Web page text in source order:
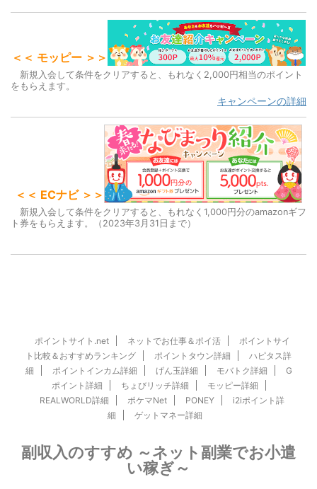
＜＜ モッピー ＞＞
新規入会して条件をクリアすると、もれなく2,000円相当のポイント
をもらえます。
キャンペーンの詳細
＜＜ ECナビ ＞＞
新規入会して条件をクリアすると、もれなく1,000円分のamazonギフ
ト券をもらえます。（2023年3月31日まで）
ポイントサイト.net ネットでお仕事＆ポイ活
ポイントサイ
ト比較＆おすすめランキング
ポイントタウン詳細
ハピタス詳
細
ポイントインカム詳細 げん玉詳細 モバトク詳細
G
ポイント詳細
ちょびリッチ詳細
モッピー詳細
REALWORLD詳細
ポケマNet PONEY
i2iポイント詳
細
ゲットマネー詳細
副収入のすすめ ～ネット副業でお小遣
い稼ぎ～